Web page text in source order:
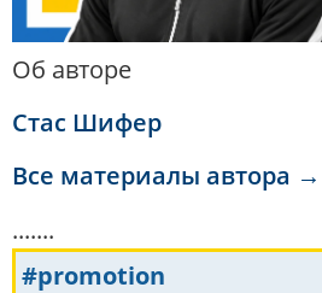
Об авторе
Стас Шифер
Все материалы автора →
.......
#promotion